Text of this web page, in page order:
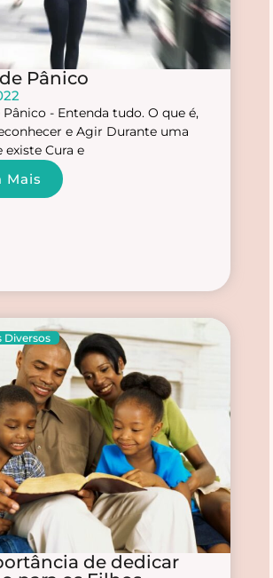
Pânico
Pânico - Entenda tudo. O que é,
e Agir Durante uma
existe Cura e
Mais
Diversos
de dedicar